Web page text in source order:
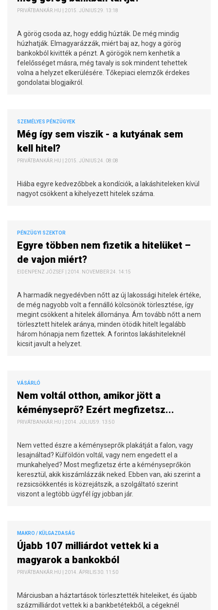
PRIVÁTBANKÁR.HU | 2015. JÚNIUS 29. 13:18
A görög csoda az, hogy eddig húzták. De még mindig
húzhatják. Elmagyarázzák, miért baj az, hogy a görög
bankokból kivitték a pénzt. A görögök nem kenhetik a
felelősséget másra, még tavaly is sok mindent tehettek
volna a helyzet elkerülésére. Tőkepiaci elemzők érdekes
gondolatai blogjaikról.
SZEMÉLYES PÉNZÜGYEK
Még így sem viszik - a kutyának sem
kell hitel?
PRIVÁTBANKÁR.HU | 2015. JÚNIUS 24. 08:08
Hiába egyre kedvezőbbek a kondíciók, a lakáshiteleken kívül
nagyot csökkent a kihelyezett hitelek száma.
PÉNZÜGYI SZEKTOR
Egyre többen nem fizetik a hitelüket –
de vajon miért?
EIDENPENZ JÓZSEF | 2014. NOVEMBER 24. 14:15
A harmadik negyedévben nőtt az új lakossági hitelek értéke,
de még nagyobb volt a fennálló kölcsönök törlesztése, így
megint csökkent a hitelek állománya. Ám tovább nőtt a nem
törlesztett hitelek aránya, minden ötödik hitelt legalább
három hónapja nem fizettek. A forintos lakáshiteleknél
kicsit javult a helyzet.
VÁSÁRLÓ
Nem voltál otthon, amikor jött a
kéményseprő? Ezért megfizetsz...
PRIVÁTBANKÁR.HU | 2014. JÚLIUS 9. 13:50
Nem vetted észre a kéményseprők plakátját a falon, vagy
lesajnáltad? Külföldön voltál, vagy nem engedett el a
munkahelyed? Most megfizetsz érte a kéményseprőkön
keresztül, akik kiszámlázzák neked. Ebben van, aki szerint a
rezsicsökkentés is közrejátszik, a szolgáltató szerint
viszont a legtöbb ügyfél így jobban jár.
MAKRO / KÜLGAZDASÁG
Újabb 107 milliárdot vettek ki a
magyarok a bankokból
PRIVÁTBANKÁR.HU | 2014. ÁPRILIS 30. 11:50
Márciusban a háztartások törlesztették hiteleiket, és újabb
százmilliárdot vettek ki a bankbetétekből, a cégeknél